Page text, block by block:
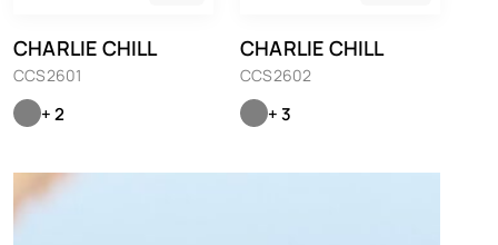
CHARLIE CHILL
CCS2601
+ 2
CHARLIE CHILL
CCS2602
+ 3